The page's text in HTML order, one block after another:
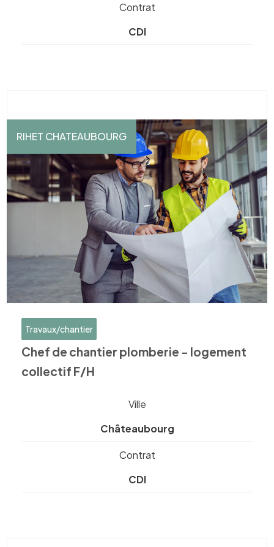
Contrat
CDI
RIHET CHATEAUBOURG
Travaux/chantier
Chef de chantier plomberie - logement
collectif F/H
Ville
Châteaubourg
Contrat
CDI